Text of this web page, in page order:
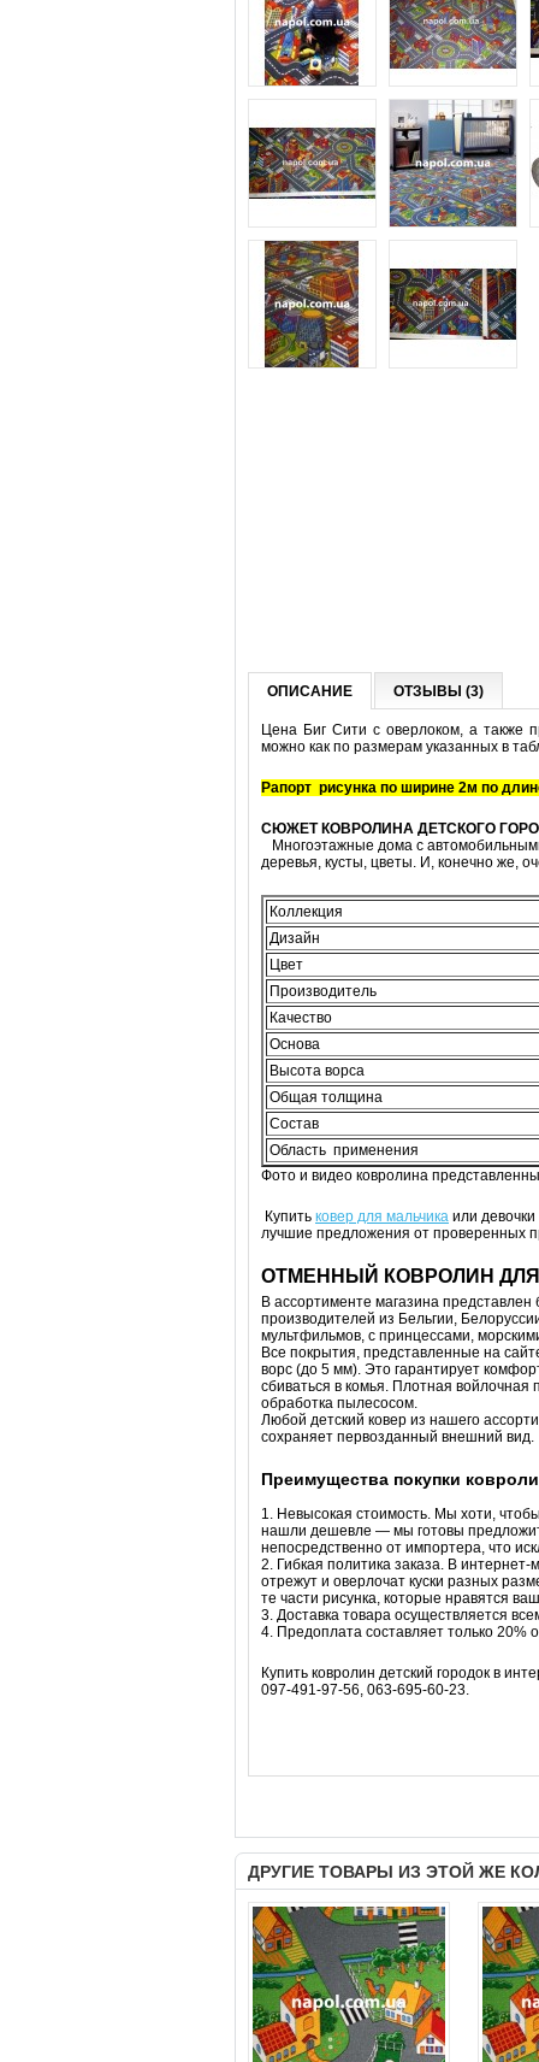
ОПИСАНИЕ ОТЗЫВЫ (3)
Цена Биг Сити с оверлоком, а также
можно как по размерам указанных в
Рапорт рисунка по ширине 2м по
СЮЖЕТ КОВРОЛИНА ДЕТСКОГО
Многоэтажные дома с
деревья, кусты, цветы. И, конечно же,
Коллекция
Дизайн
Цвет
Производитель
Качество
Основа
Высота ворса
Общая толщина
Состав
Область применения
Фото и видео ковролина
Купить ковер для мальчика или
лучшие предложения от проверенных
ОТМЕННЫЙ КОВРОЛИН
В ассортименте магазина
производителей из Бельгии,
мультфильмов, с принцессами,
Все покрытия, представленные на
ворс (до 5 мм). Это гарантирует
сбиваться в комья. Плотная
обработка пылесосом.
Любой детский ковер из нашего
сохраняет первозданный внешний вид.
Преимущества покупки
1. Невысокая стоимость. Мы хоти,
нашли дешевле — мы готовы
непосредственно от импортера, что
2. Гибкая политика заказа. В
отрежут и оверлочат куски разных
те части рисунка, которые нравятся
3. Доставка товара осуществляется
4. Предоплата составляет только 20%
Купить ковролин детский городок в
097-491-97-56, 063-695-60-23.
ДРУГИЕ ТОВАРЫ ИЗ ЭТОЙ ЖЕ